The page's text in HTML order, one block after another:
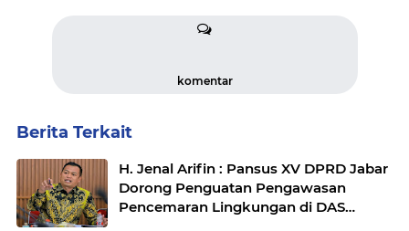
komentar
Berita Terkait
H. Jenal Arifin : Pansus XV DPRD Jabar
Dorong Penguatan Pengawasan
Pencemaran Lingkungan di DAS